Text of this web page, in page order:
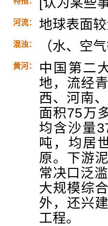
河流： 地球表面
混浊： （水、空
黄河：
中国第二
地，流经
西、河南
面积75万
均含沙量
吨，均居
原。下游
常决口泛
大规模综
外，还兴
工程。